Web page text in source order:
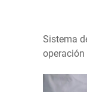
Sistema